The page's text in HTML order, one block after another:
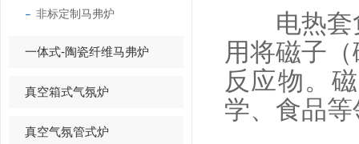
非标定制马弗炉
一体式-陶瓷纤维马弗炉
真空箱式气氛炉
真空气氛管式炉
电热套负
用将磁子
反应物。
学、食品